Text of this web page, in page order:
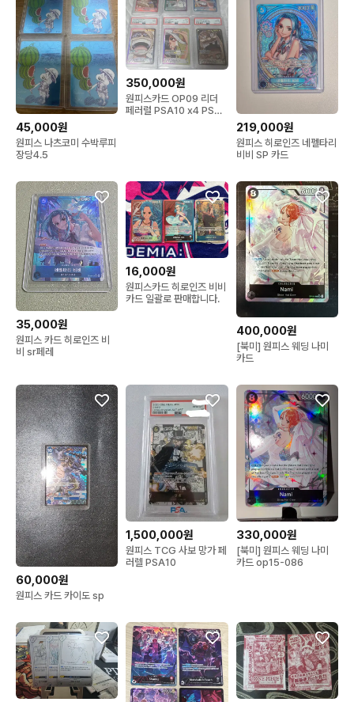
45,000원
원피스 나츠코미 수박루피
장당4.5
350,000원
원피스카드 OP09 리더
페러럴 PSA10 x4 PSA
219,000원
원피스 히로인즈 네펠타리
비비 SP 카드
35,000원
원피스 카드 히로인즈 비
비 sr페레
16,000원
원피스카드 히로인즈 비비
카드 일괄로 판매합니다.
400,000원
[북미] 원피스 웨딩 나미
카드
60,000원
원피스 카드 카이도 sp
1,500,000원
원피스 TCG 사보 망가 페
러렐 PSA10
330,000원
[북미] 원피스 웨딩 나미
카드 op15-086